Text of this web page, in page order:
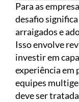
Para as
desafio
arraigados e
Isso envolve
investir em
experiência em
equipes
deve ser